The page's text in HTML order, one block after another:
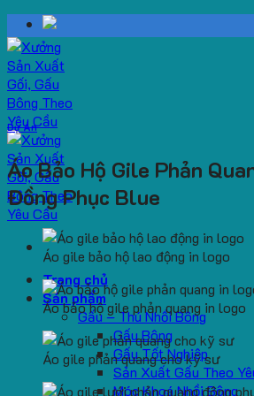
Skip
to
content
Trang chủ
Sản phẩm
Gấu – Thú Nhồi Bông
Gấu Bông
Gấu Tốt Nghiệp
Sản Xuất Gấu Theo
Móc Khoá Nhồi Bông
Dự Án
Áo Bảo Hộ Gile Phản
Đồng Phục Blue
Áo gile bảo hộ lao động in logo
Áo bảo hộ gile phản quang in logo
Áo gile phản quang cho kỹ sư